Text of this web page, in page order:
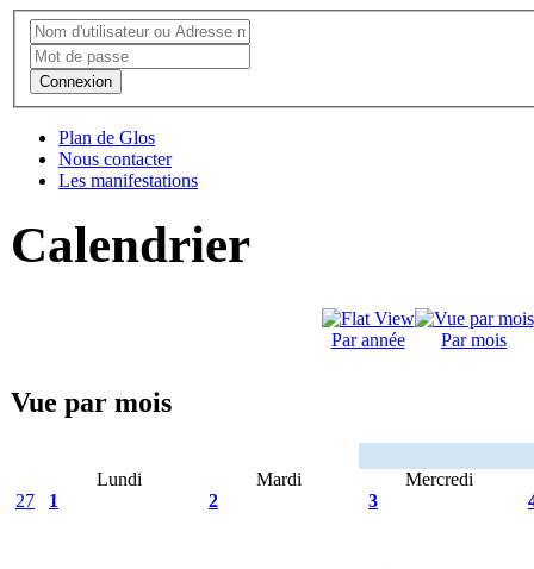
Connexion
Plan de Glos
Nous contacter
Les manifestations
Calendrier
Par année Par mois
Vue par mois
Lundi Mardi
Mercredi
27
1 2 3